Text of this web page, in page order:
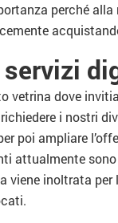
perché
servizi
vetrina dove
i nostri
poi ampliare
attualmente
viene inoltrata